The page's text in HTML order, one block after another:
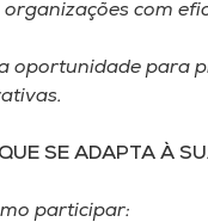
com
oportunidade para
SE ADAPTA À
participar: